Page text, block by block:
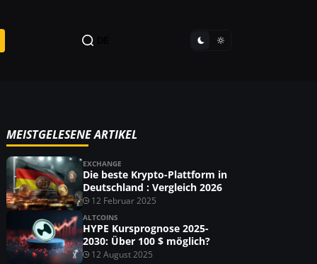
MEISTGELESENE ARTIKEL
EXCHANGE
Die beste Krypto-Plattform in
Deutschland : Vergleich 2026
12 Februar 2025
ALTCOINS
HYPE Kursprognose 2025-
2030: Über 100 $ möglich?
12 August 2025